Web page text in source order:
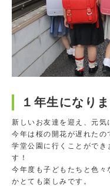
１年生になり
新しいお友達を迎え、元気
今年は桜の開花が遅れた
学堂公園に行くことがで
す！
今年度も子どもたちと色々
かとても楽しみです。